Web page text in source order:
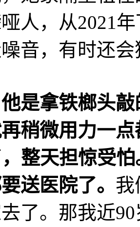
人，从2021
音，有时还
他是拿铁榔头
稍微用力一
整天担惊受
送医院了。 我
了。那我近